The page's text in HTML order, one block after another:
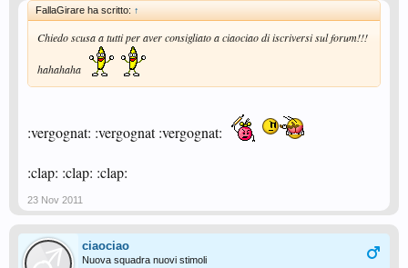
FallaGirare ha scritto: ↑
Chiedo scusa a tutti per aver consigliato a ciaociao di iscriversi sul forum!!!
hahahaha
:vergognat: :vergognat :vergognat:
:clap: :clap: :clap:
23 Nov 2011
ciaociao
Nuova squadra nuovi stimoli